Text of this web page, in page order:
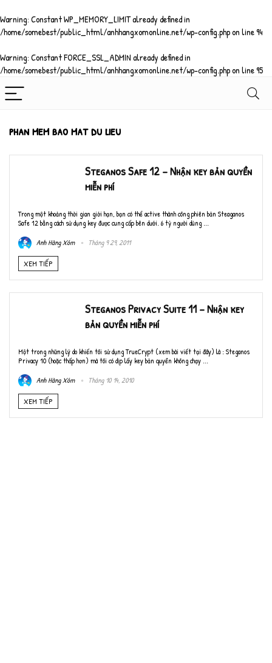
Warning: Constant WP_MEMORY_LIMIT already defined in
/home/somebest/public_html/anhhangxomonline.net/wp-config.phpon line94
Warning: Constant FORCE_SSL_ADMIN already defined in
/home/somebest/public_html/anhhangxomonline.net/wp-config.phpon line95
phan mem bao mat du lieu
Steganos Safe 12 – Nhận key bản quyền
miễn phí
Trong một khoảng thời gian giới hạn, bạn có thể active thành công phiên bản Steaganos
Safe 12 bằng cách sử dụng key được cung cấp bên dưới. 6 tỷ người dùng ...
Anh Hàng Xóm
Tháng 9 29, 2011
XEM TIẾP
Steganos Privacy Suite 11 – Nhận key
bản quyền miễn phí
Một trong những lý do khiến tôi sử dụng TrueCrypt (xem bài viết tại đây) là : Steganos
Privacy 10 (hoặc thấp hơn) mà tôi có dịp lấy key bản quyền không chạy ...
Anh Hàng Xóm
Tháng 10 14, 2010
XEM TIẾP